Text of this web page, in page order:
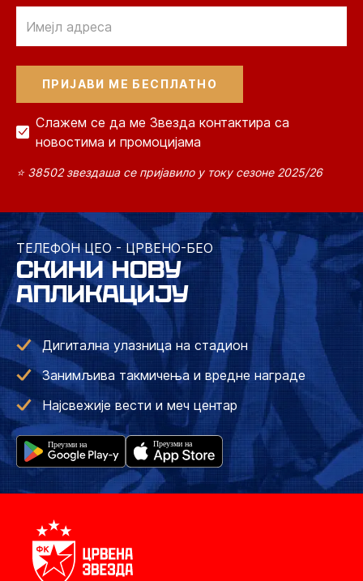
Слажем се да ме Звезда контактира са
новостима и промоцијама
⭐ 38502 звездаша се пријавило у току сезоне 2025/26
ТЕЛЕФОН ЦЕО - ЦРВЕНО-БЕО
СКИНИ НОВУ
АПЛИКАЦИЈУ
Дигитална улазница на стадион
Занимљива такмичења и вредне награде
Најсвежије вести и меч центар